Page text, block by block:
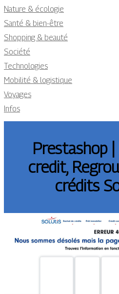
Nature & écologie
Santé & bien-être
Shopping & beauté
Société
Technologies
Mobilité & logistique
Voyages
Infos
Prestashop
credit,
crédits